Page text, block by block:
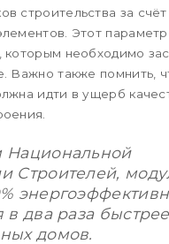
строительства за
Этот параметр
необходимо
Важно также помнить,
идти в ущерб
Национальной
Строителей,
в два раза быстрее
домов.